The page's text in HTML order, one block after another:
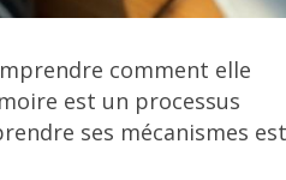
comment elle
est un processus
ses mécanismes